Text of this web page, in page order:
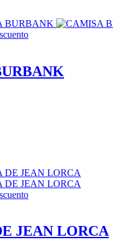
JEAN LORCA